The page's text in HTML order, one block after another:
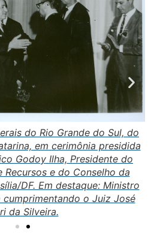
do Rio Grande do Sul, do
em cerimônia presidida
Godoy Ilha, Presidente do
Recursos e do Conselho da
DF. Em destaque: Ministro
cumprimentando o Juiz José
da Silveira.